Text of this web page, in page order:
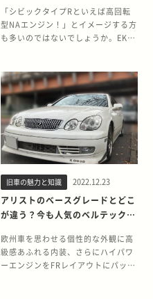
くの点でターボ仕様車と同じ装備が
施された運動性能に優れたモデルで
した。 当初は3月末までの販売予定
クーペも生産され、セダン、クーペ
ともに後期型は限定車ではなくカタ
ログモデルとなりました。 NAなが
ら充実した装備の25GT-Vが放つ魅
力 ターボと比較すると非力なNAエ
ンジンを搭載しながらも、充実した
装備を足回りにととのえた25GT-
V。優れた走行性能を発揮する
25GT-Vは、ターボ車と比べて30万
円以上も価格を抑えられた、お財布
にもやさしいモデルでした。 GT-R
スポーティ感を味わえるR34型スカ
イライン「25GT-V」が放つ魅力を
紹介します。 似ているようで大きく
東京の遊び場の中心だった六本木で
は多くのE30型BMWが走っていて、
当時国内でもっとも売れていたカロ
めです。 E30型が市場に投入された
1982年の日本は、まさにバブルの黎
明期。庶民層の所得も引き上げら
れ、高級志向の高まりから「ハイソ
カー」と呼ばれる国産高級車や外国
車が注目され始めていた時期です。
クルマとしての完成度の高さに加え
て、スモールセダンというちょっと
背伸びをすれば手の届くクラスだっ
た点が、時代背景と見事に重なって
空前の大ヒットにつながります。ま
た、正規輸入だけではなく円高進行
ともE30型のヒットを後押ししまし
た。 欧州車らしい走行性能とスタイ
リングを詰め込んだE30型 E30型の
して開発したのがSシリーズの起源
であるSports 360でした。（同時に
軽トラックのT360も開発） Sports
採用しました。その後のSシリーズ
にも受け継がれます。残念ながら
Sports 360は発売にはいたらなかっ
たものの、普通車として開発した
S500を1963年10月に発売。「出す
からには世界一でなければ意味がな
い」という本田宗一郎氏の信念のも
と、ホンダ初の普通乗用車ながら世
界最高峰の性能を誇るオープン2シ
ーターは国内外の大きな注目を集め
ました。 Sシリーズの開発は精力的
におこなわれ、次々と新モデルが投
年にはS600、1966年にはS800を発
売。1968年発売の最終モデルである
S800Mまで、マイナーチェンジを含
ルアップを果たした第3世代ランエ
ボについて詳しく紹介します。 ベー
スとなったのはランサーセディア 第
た“ランサーセディア”です。先代ラ
ンサーから大型化された新開発のボ
ディには、スポット溶接の追加や取
付部の補強に加え、専用レインフォ
ースメントまで装備され、剛性面で
圧倒的な進化を遂げます。 また、
HIDヘッドライトやアクティブ・セ
ンター・ディファレンシャル
（ACD）という先進装備の採用も積
極的に行われました。特にACDは、
各種センサーから読み取った「車両
の旋回状況」に合わせて前後輪の差
動制御を電子的に実施するという、
運動性能向上につながる画期的な装
備です。 4G63エンジン搭載最後の
「シビックタイプRといえば高回転
型NAエンジン！」とイメージする方
も多いのではないでしょうか。EK9
ンフィールで令和になったいまもク
ルマ好きを魅了し続けています。し
かし一番人気の初代EK9は、500万
円近いプライスがついており、簡単
に手が出せるクルマではありませ
ん。 そんな中「どうしてもNAエン
ジンのシビックタイプRが欲し
EP3型2代目シビックタイプRです。
そこで今回はEP3型2代目シビックタ
イプRが狙い目の理由と、その魅力
を紹介します。 イギリス帰りの異端
児！EP3型2代目シビックタイプRと
は 2001年12月に発売されたEP3型
シビックタイプRは、欧州向けシビ
旧車の魅力と知識 2022.12.23
アリストのベースグレードとどこ
が違う？今も人気のベルテックス
欧州車を思わせる個性的な外観に高
級感あふれる内装、さらにハイパワ
ーエンジンをFRレイアウトにパッケ